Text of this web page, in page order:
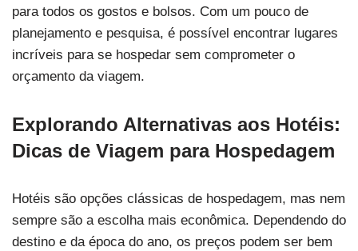
para todos os gostos e bolsos. Com um pouco de
planejamento e pesquisa, é possível encontrar lugares
incríveis para se hospedar sem comprometer o
orçamento da viagem.
Explorando Alternativas aos Hotéis:
Dicas de Viagem para Hospedagem
Hotéis são opções clássicas de hospedagem, mas nem
sempre são a escolha mais econômica. Dependendo do
destino e da época do ano, os preços podem ser bem